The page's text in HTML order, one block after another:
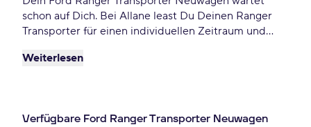
schon auf Dich. Bei Allane least Du Deinen Ranger
Transporter für einen individuellen Zeitraum und
Ranger Transporter kaufen möchtest oder
Weiterlesen
Verfügbare Ford Ranger Transporter Neuwagen